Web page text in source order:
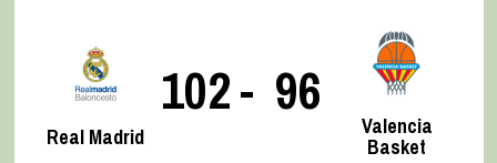
Real Madrid
102- 96
Valencia
Basket